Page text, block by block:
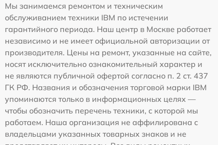
Мы занимаемся ремонтом и техническим
обслуживанием техники IBM по истечении
гарантийного периода. Наш центр в Москве работает
независимо и не имеет официальной авторизации от
производителя. Цены на ремонт, указанные на сайте,
носят исключительно ознакомительный характер и
не являются публичной офертой согласно п. 2 ст. 437
ГК РФ. Названия и обозначения торговой марки IBM
упоминаются только в информационных целях —
чтобы обозначить перечень техники, с которой мы
работаем. Наша организация не аффилирована с
владельцами указанных товарных знаков и не